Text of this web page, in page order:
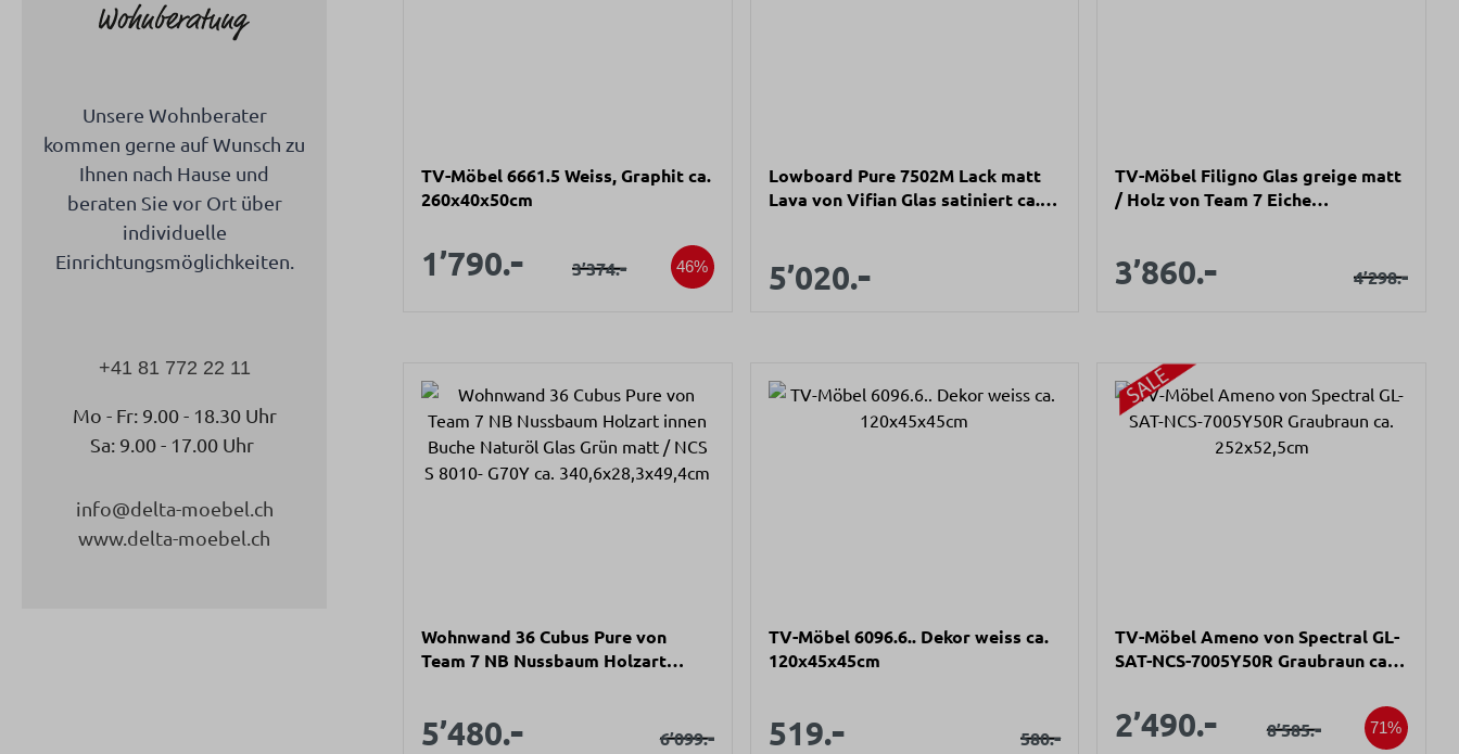
Unsere Wohnberater
kommen gerne auf Wunsch zu
Ihnen nach Hause und
beraten Sie vor Ort über
individuelle
Einrichtungsmöglichkeiten.
+41 81 772 22 11
Mo - Fr: 9.00 - 18.30 Uhr
Sa: 9.00 - 17.00 Uhr
info@delta-moebel.ch
www.delta-moebel.ch
TV-Möbel 6661.5 Weiss, Graphit ca.
260x40x50cm
Verkaufspreis:
Verkaufspreis:
1’790.- Regulärer Preis:
3’374.- 46%
Lowboard Pure 7502M Lack matt
Lava von Vifian Glas satiniert ca.
Verkaufspreis:
5’020.-
TV-Möbel Filigno Glas greige matt
/ Holz von Team 7 Eiche
Verkaufspreis:
3’860.- Regulärer
4’298.-
Wohnwand 36 Cubus Pure von
Team 7 NB Nussbaum Holzart
340,6x28,3x49,4cm
Verkaufspreis:
5’480.- Regulärer Preis:
6’099.-
TV-Möbel 6096.6.. Dekor weiss ca.
120x45x45cm
Verkaufspreis:
519.- Regulärer Preis:
580.-
TV-Möbel Ameno von Spectral GL-
SAT-NCS-7005Y50R Graubraun ca.
Verkaufspreis:
Verkaufspreis:
2’490.- Regulärer Preis:
8’585.- 71%